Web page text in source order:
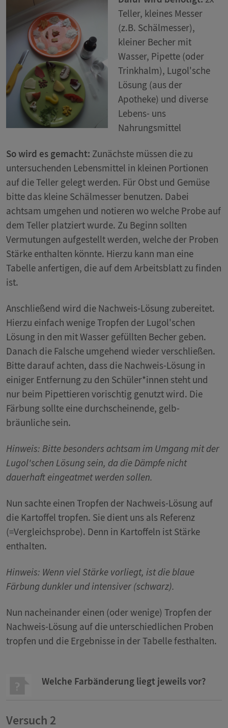
Teller, kleines Messer
(z.B. Schälmesser),
kleiner Becher mit
Wasser, Pipette (oder
Trinkhalm), Lugol'sche
Lösung (aus der
Apotheke) und diverse
Lebens- uns
Nahrungsmittel
So wird es gemacht: Zunächste müssen die zu
untersuchenden Lebensmittel in kleinen Portionen
auf die Teller gelegt werden. Für Obst und Gemüse
bitte das kleine Schälmesser benutzen. Dabei
achtsam umgehen und notieren wo welche Probe auf
dem Teller platziert wurde. Zu Beginn sollten
Vermutungen aufgestellt werden, welche der Proben
Stärke enthalten könnte. Hierzu kann man eine
Tabelle anfertigen, die auf dem Arbeitsblatt zu finden
ist.
Anschließend wird die Nachweis-Lösung zubereitet.
Hierzu einfach wenige Tropfen der Lugol'schen
Lösung in den mit Wasser gefüllten Becher geben.
Danach die Falsche umgehend wieder verschließen.
Bitte darauf achten, dass die Nachweis-Lösung in
einiger Entfernung zu den Schüler*innen steht und
nur beim Pipettieren vorischtig genutzt wird. Die
Färbung sollte eine durchscheinende, gelb-
bräunliche sein.
Hinweis: Bitte besonders achtsam im Umgang mit der
Lugol'schen Lösung sein, da die Dämpfe nicht
dauerhaft eingeatmet werden sollen.
Nun sachte einen Tropfen der Nachweis-Lösung auf
die Kartoffel tropfen. Sie dient uns als Referenz
(=Vergleichsprobe). Denn in Kartoffeln ist Stärke
enthalten.
Hinweis: Wenn viel Stärke vorliegt, ist die blaue
Färbung dunkler und intensiver (schwarz).
Nun nacheinander einen (oder wenige) Tropfen der
Nachweis-Lösung auf die unterschiedlichen Proben
tropfen und die Ergebnisse in der Tabelle festhalten.
Welche Farbänderung liegt jeweils vor?
Versuch 2